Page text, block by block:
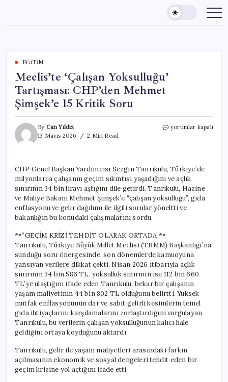
content
EĞITIM
Meclis’te ‘Çalışan Yoksulluğu’
Tartışması: CHP’den Mehmet
Şimşek’e 15 Kritik Soru
By Can Yıldız
13 Mayıs 2026
2 Min Read
Meclis’te
Mehmet
Şimşek’e
15
Kritik
Soru
yorumlar kapalı
CHP Genel Başkan Yardımcısı Sezgin Tanrıkulu, Türkiye’de
milyonlarca çalışanın geçim sıkıntısı yaşadığını ve açlık
sınırının 34 bin lirayı aştığını dile getirdi. Tanrıkulu, Hazine
ve Maliye Bakanı Mehmet Şimşek’e “çalışan yoksulluğu”, gıda
enflasyonu ve gelir dağılımı ile ilgili sorular yöneltti ve
bakanlığın bu konudaki çalışmalarını sordu.
**”GEÇİM KRİZİ TEHDİT OLARAK ORTADA”**
Tanrıkulu, Türkiye Büyük Millet Meclisi (TBMM) Başkanlığı’na
sunduğu soru önergesinde, son dönemlerde kamuoyuna
yansıyan verilere dikkat çekti. Nisan 2026 itibarıyla açlık
sınırının 34 bin 586 TL, yoksulluk sınırının ise 112 bin 660
TL’ye ulaştığını ifade eden Tanrıkulu, bekar bir çalışanın
yaşam maliyetinin 44 bin 802 TL olduğunu belirtti. Yüksek
mutfak enflasyonunun dar ve sabit gelirli kesimlerin temel
gıda ihtiyaçlarını karşılamalarını zorlaştırdığını vurgulayan
Tanrıkulu, bu verilerin çalışan yoksulluğunun kalıcı hale
geldiğini ortaya koyduğunu aktardı.
Tanrıkulu, gelir ile yaşam maliyetleri arasındaki farkın
açılmasının ekonomik ve sosyal dengeleri tehdit eden bir
geçim krizine yol açtığını ifade etti.